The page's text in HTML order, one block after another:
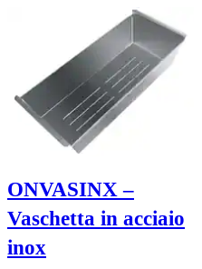
ONVASINX –
Vaschetta in acciaio
inox